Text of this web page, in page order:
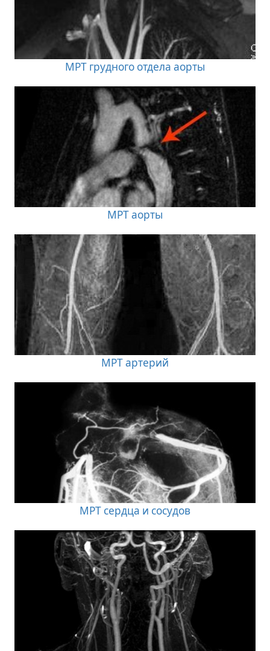
МРТ грудного отдела аорты
МРТ аорты
МРТ артерий
МРТ сердца и сосудов